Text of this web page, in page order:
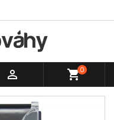
 shopping_cart0